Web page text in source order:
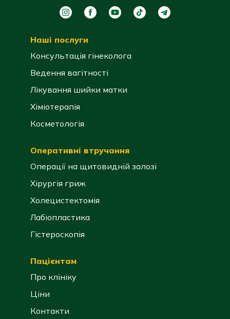
Наші послуги
Консультація гінеколога
Ведення вагітності
Лікування шийки матки
Хіміотерапія
Косметологія
Оперативні втручання
Операції на щитовидній залозі
Хірургія гриж
Холецистектомія
Лабіопластика
Гістероскопія
Пацієнтам
Про клініку
Ціни
Контакти